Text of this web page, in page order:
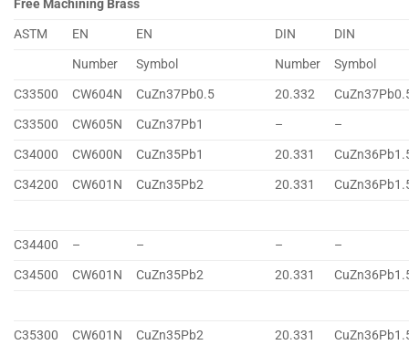
Free Machining Brass
ASTM
EN EN DIN
DIN
Number
Symbol Number
Symbol
C33500
CW604N CuZn37Pb0.5 20.332
C33500
CW605N CuZn37Pb1 –
–
C34000
CW600N CuZn35Pb1 20.331
C34200
CW601N CuZn35Pb2 20.331
C34400 – – –
–
C34500
CW601N CuZn35Pb2 20.331
C35300 CW601N CuZn35Pb2 20.331